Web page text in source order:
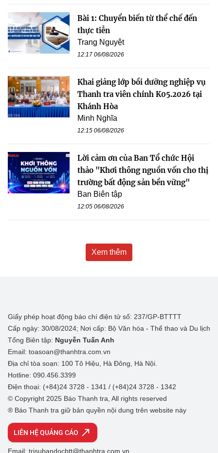
Bài 1: Chuyển biến từ thể chế đến
thực tiễn
Trang Nguyệt
12:17 06/08/2026
Khai giảng lớp bồi dưỡng nghiệp vụ
Thanh tra viên chính K05.2026 tại
Khánh Hòa
Minh Nghĩa
12:15 06/08/2026
Lời cảm ơn của Ban Tổ chức Hội
thảo "Khơi thông nguồn vốn cho thị
trường bất động sản bền vững"
Ban Biên tập
12:05 06/08/2026
Xem thêm
Giấy phép hoạt động báo chí điện tử số: 237/GP-BTTTT
Cấp ngày: 30/08/2024; Nơi cấp: Bộ Văn hóa - Thể thao và Du lịch
Tổng Biên tập: Nguyễn Tuấn Anh
Email: toasoan@thanhtra.com.vn
Địa chỉ tòa soạn: 100 Tô Hiệu, Hà Đông, Hà Nội.
Hotline: 090.456.3399
Điện thoại: (+84)24 3728 - 1341 / (+84)24 3728 - 1342
© Copyright 2025 Báo Thanh tra, All rights reserved
® Báo Thanh tra giữ bản quyền nội dung trên website này
LIÊN HỆ QUẢNG CÁO
Email: trisubandocbtt@thanhtra.com.vn